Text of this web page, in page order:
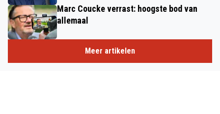
Marc Coucke verrast: hoogste bod van
allemaal
Meer artikelen